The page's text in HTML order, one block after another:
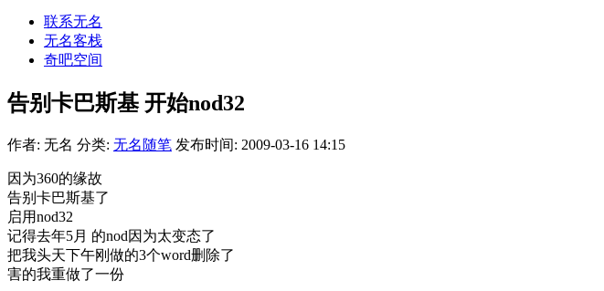
联系无名
无名客栈
奇吧空间
告别卡巴斯基 开始nod32
作者: 无名 分类: 无名随笔 发布时间: 2009-03-16 14:15
因为360的缘故
告别卡巴斯基了
启用nod32
记得去年5月 的nod因为太变态了
把我头天下午刚做的3个word删除了
害的我重做了一份